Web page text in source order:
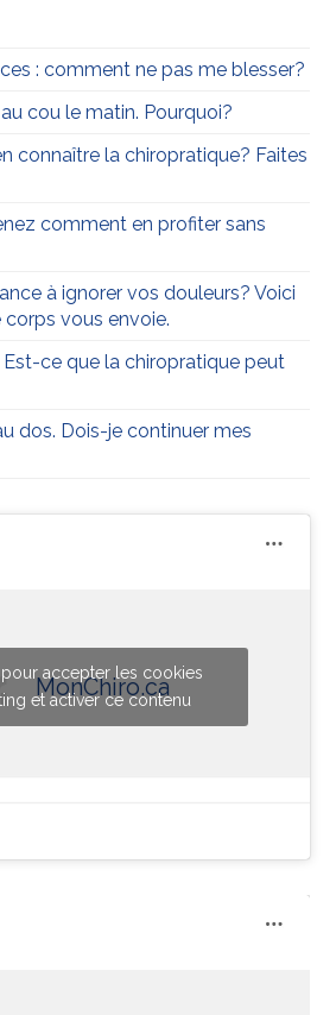
: comment ne pas me blesser?
cou le matin. Pourquoi?
connaître la chiropratique? Faites
comment en profiter sans
à ignorer vos douleurs? Voici
vous envoie.
Est-ce que la chiropratique peut
dos. Dois-je continuer mes
MonChiro.ca
accepter les cookies
et activer ce contenu